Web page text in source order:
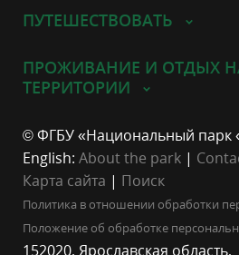
ПУТЕШЕСТВОВАТЬ
ПРОЖИВАНИЕ И ОТДЫХ
ТЕРРИТОРИИ
© ФГБУ «Национальный парк
English: About the park |
Карта сайта | Поиск
Политика в отношении обработки
Положение об обработке
152020, Ярославская область,